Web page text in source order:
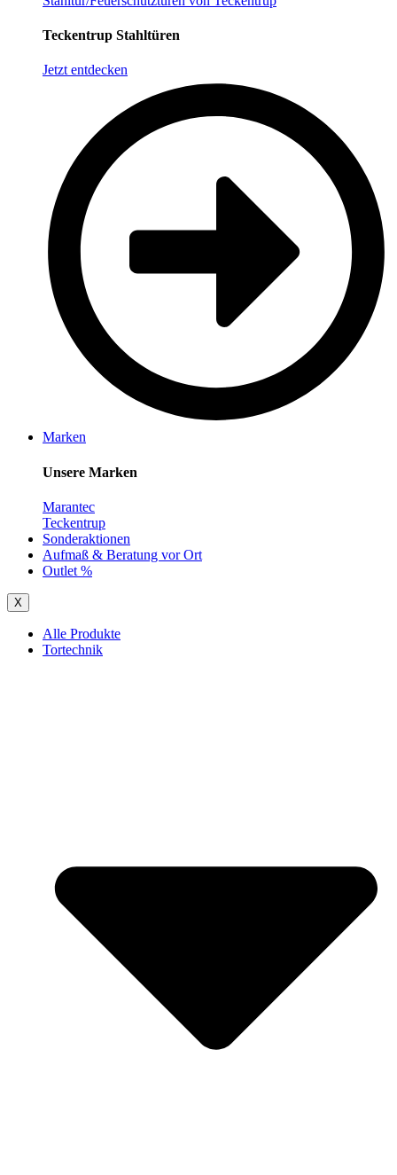
Teckentrup Stahltüren
Jetzt entdecken
Marken
Unsere Marken
Marantec
Teckentrup
Sonderaktionen
Aufmaß & Beratung vor Ort
Outlet %
X
Alle Produkte
Tortechnik